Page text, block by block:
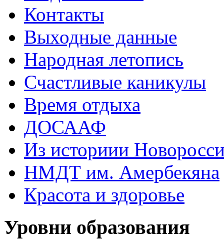
Контакты
Выходные данные
Народная летопись
Счастливые каникулы
Время отдыха
ДОСААФ
Из историии
НМДТ им. Амербекяна
Красота и здоровье
Уровни образования